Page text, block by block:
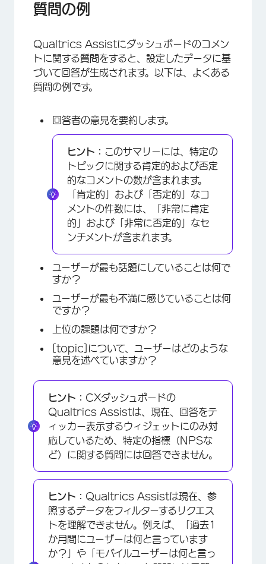
質問の例
Qualtrics Assistにダッシュボードのコメン
トに関する質問をすると、設定したデータに基
づいて回答が生成されます。以下は、よくある
質問の例です。
回答者の意見を要約します。
ヒント： このサマリーには、特定の
トピックに関する肯定的および否定
的なコメントの数が含まれます。
「肯定的」および「否定的」なコ
メントの件数には、「非常に肯定
的」および「非常に否定的」なセ
ンチメントが含まれます。
ユーザーが最も話題にしていることは何で
すか？
ユーザーが最も不満に感じていることは何
ですか？
上位の課題は何ですか？
[topic]について、ユーザーはどのような
意見を述べていますか？
ヒント： CXダッシュボードの
Qualtrics Assistは、現在、回答をテ
ィッカー表示するウィジェットにのみ対
応しているため、特定の指標（NPSな
ど）に関する質問には回答できません。
ヒント： Qualtrics Assistは現在、参
照するデータをフィルターするリクエス
トを理解できません。例えば、「過去1
か月間にユーザーは何と言っています
か？」や「モバイルユーザーは何と言っ